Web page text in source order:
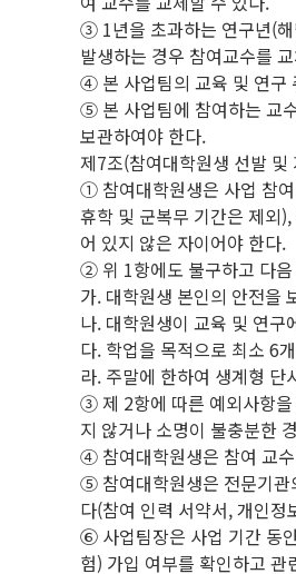
③ 1년을 초과하는 연구년(해
발생하는 경우 참여교수를
④ 본 사업팀의 교육 및 연구
⑤ 본 사업팀에 참여하는 교
보관하여야 한다.
제7조(참여대학원생 선발 및
① 참여대학원생은 사업 참여
휴학 및 군복무 기간은 제외
어 있지 않은 자이어야 한다.
② 위 1항에도 불구하고 다음
가. 대학원생 본인의 안전을
나. 대학원생이 교육 및 연
다. 학업을 목적으로 최소 6
라. 주말에 한하여 생계형 단
③ 제 2항에 따른 예외사항을
지 않거나 소명이 불충분한
④ 참여대학원생은 참여 교
⑤ 참여대학원생은 전문기관
다(참여 인력 서약서, 개인정
⑥ 사업팀장은 사업 기간 동
험) 가입 여부를 확인하고